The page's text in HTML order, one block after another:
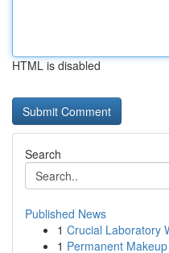
HTML is disabled
Search
Published News
1 Crucial Laboratory
1 Permanent